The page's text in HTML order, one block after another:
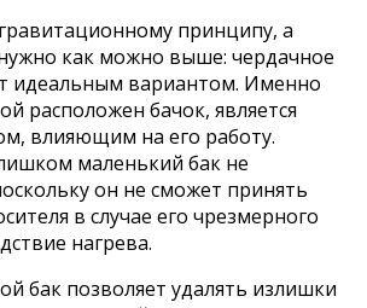
принципу, а
как можно выше: чердачное
идеальным вариантом. Именно
расположен бачок, является
влияющим на его работу.
маленький бак не
он не сможет принять
в случае его чрезмерного
нагрева.
бак позволяет удалять излишки